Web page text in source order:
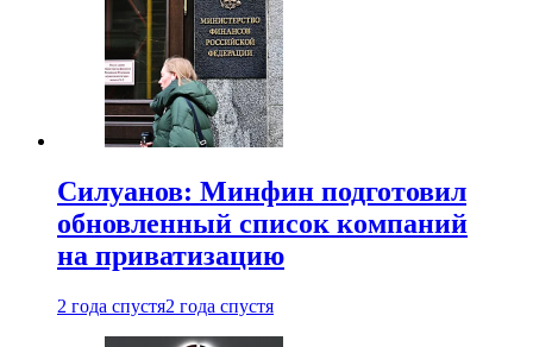
Силуанов: Минфин подготовил
обновленный список компаний
на приватизацию
2 года спустя2 года спустя